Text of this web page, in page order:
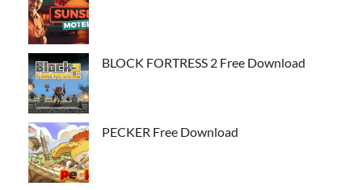
BLOCK FORTRESS 2 Free Download
PECKER Free Download